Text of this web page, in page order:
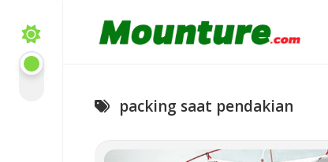
content
packing saat pendakian